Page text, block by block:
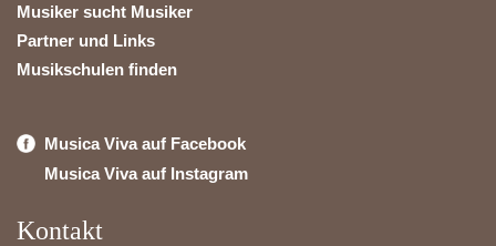
Musiker sucht Musiker
Partner und Links
Musikschulen finden
Musica Viva auf Facebook
Musica Viva auf Instagram
Kontakt